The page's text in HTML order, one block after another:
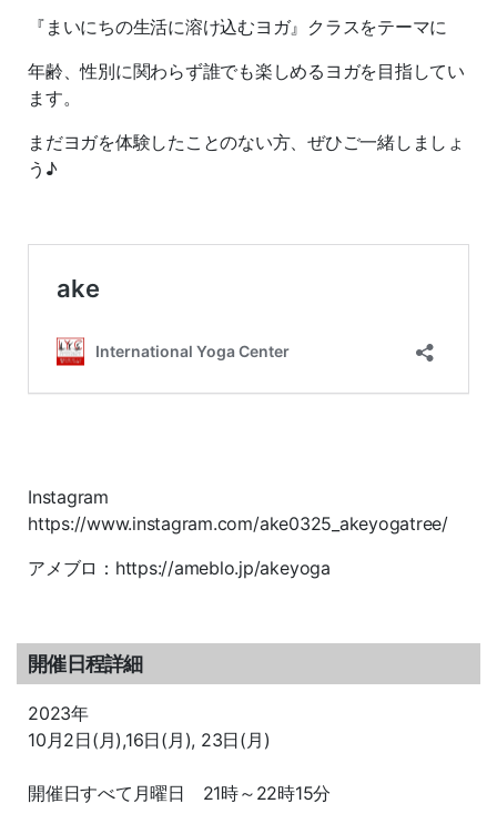
『まいにちの生活に溶け込むヨガ』クラスをテーマに
年齢、性別に関わらず誰でも楽しめるヨガを目指してい
ます。
まだヨガを体験したことのない方、ぜひご一緒しましょ
う♪
Instagram
https://www.instagram.com/ake0325_akeyogatree/
アメブロ：https://ameblo.jp/akeyoga
開催日程詳細
2023年
10月2日(月),16日(月), 23日(月)
開催日すべて月曜日 21時～22時15分